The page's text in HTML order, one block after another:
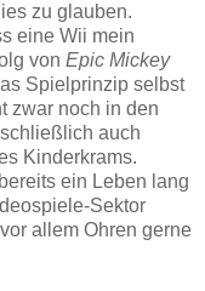
zu glauben.
eine Wii mein
von Epic Mickey
Spielprinzip selbst
zwar noch in den
auch
Kinderkrams.
ein Leben lang
Sektor
allem Ohren gerne